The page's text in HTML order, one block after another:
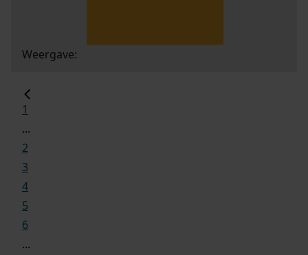
Weergave:
1
...
2
3
4
5
6
...